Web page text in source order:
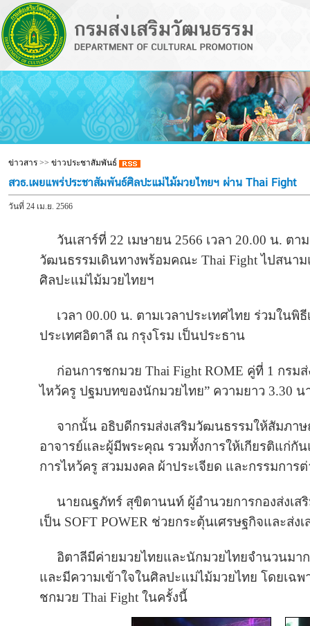
ข่าวสาร>> ข่าวประชาสัมพันธ์
สวธ.เผยแพร่ประชาสัมพันธ์ศิลปะแม่ไม้มวยไทยฯ ผ่าน Thai Fight
วันที่ 24 เม.ย. 2566
วันเสาร์ที่ 22 เมษายน 2566 เวลา 20.00 น. ตา
วัฒนธรรมเดินทางพร้อมคณะ Thai Fight ไปสนาม
ศิลปะแม่ไม้มวยไทยฯ
เวลา 00.00 น. ตามเวลาประเทศไทย ร่วมใน
ประเทศอิตาลี ณ กรุงโรม เป็นประธาน
ก่อนการชกมวย Thai Fight ROME คู่ที่ 1 กรม
ไหว้ครู ปฐมบทของนักมวยไทย” ความยาว 3.30
จากนั้น อธิบดีกรมส่งเสริมวัฒนธรรมให้สัมภาษ
อาจารย์และผู้มีพระคุณ รวมทั้งการให้เกียรติแก่
การไหว้ครู สวมมงคล ผ้าประเจียด และกรรมกา
นายณฐภัทร์ สุขิตานนท์ ผู้อำนวยการกองส่งเส
เป็น SOFT POWER ช่วยกระตุ้นเศรษฐกิจและส่งเ
อิตาลีมีค่ายมวยไทยและนักมวยไทยจำนวนมา
และมีความเข้าใจในศิลปะแม่ไม้มวยไทย โดยเฉ
ชกมวย Thai Fight ในครั้งนี้